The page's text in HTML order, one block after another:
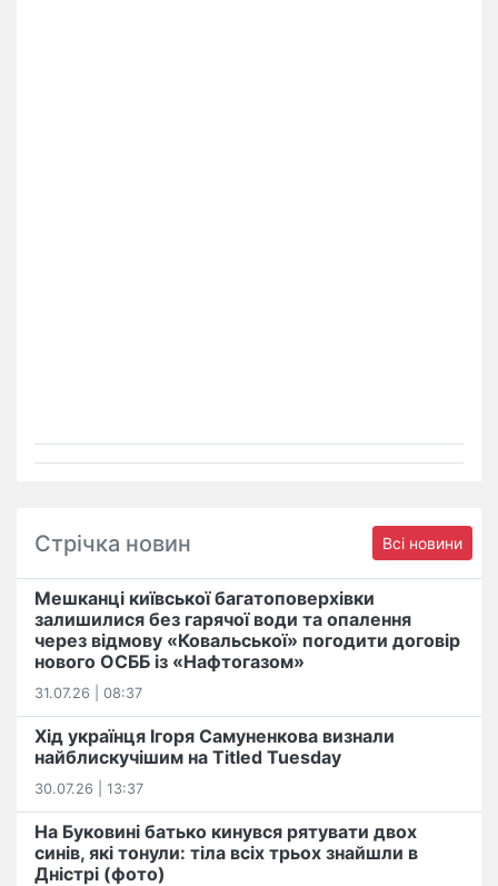
Стрічка новин Всі новини
Мешканці київської багатоповерхівки
залишилися без гарячої води та опалення
через відмову «Ковальської» погодити договір
нового ОСББ із «Нафтогазом»
31.07.26 | 08:37
Хід українця Ігоря Самуненкова визнали
найблискучішим на Titled Tuesday
30.07.26 | 13:37
На Буковині батько кинувся рятувати двох
синів, які тонули: тіла всіх трьох знайшли в
Дністрі (фото)